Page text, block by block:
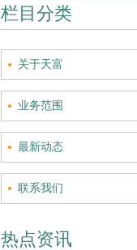
栏目分类
关于天富
业务范围
最新动态
联系我们
热点资讯